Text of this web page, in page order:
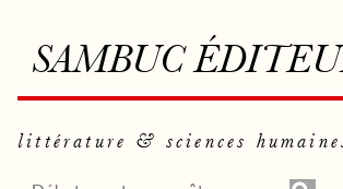
SAMBUC
littérature & sciences